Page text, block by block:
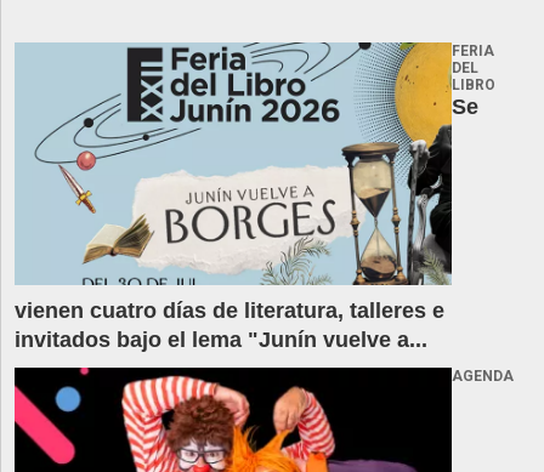
FERIA
DEL
LIBRO
Se
vienen cuatro días de literatura, talleres e
invitados bajo el lema "Junín vuelve a...
AGENDA